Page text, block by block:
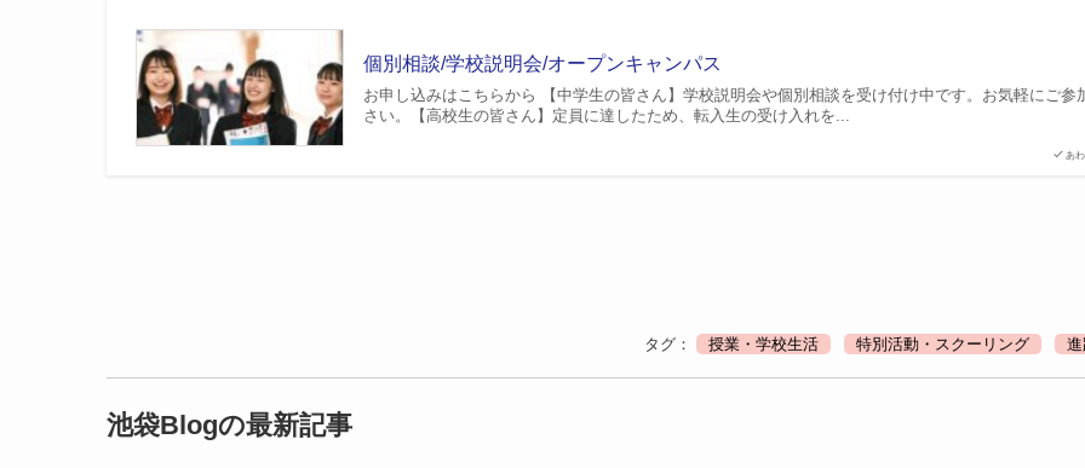
あ
個別相談/学校説明会/オープンキャンパス
お申し込みはこちらから 【中学生の皆さん】学校説明会や個別相談を受け付け中です。お気軽にご参
さい。【高校生の皆さん】定員に達したため、転入生の受け入れを...
タグ： 授業・学校生活 特別活動・スクーリング
池袋Blogの最新記事